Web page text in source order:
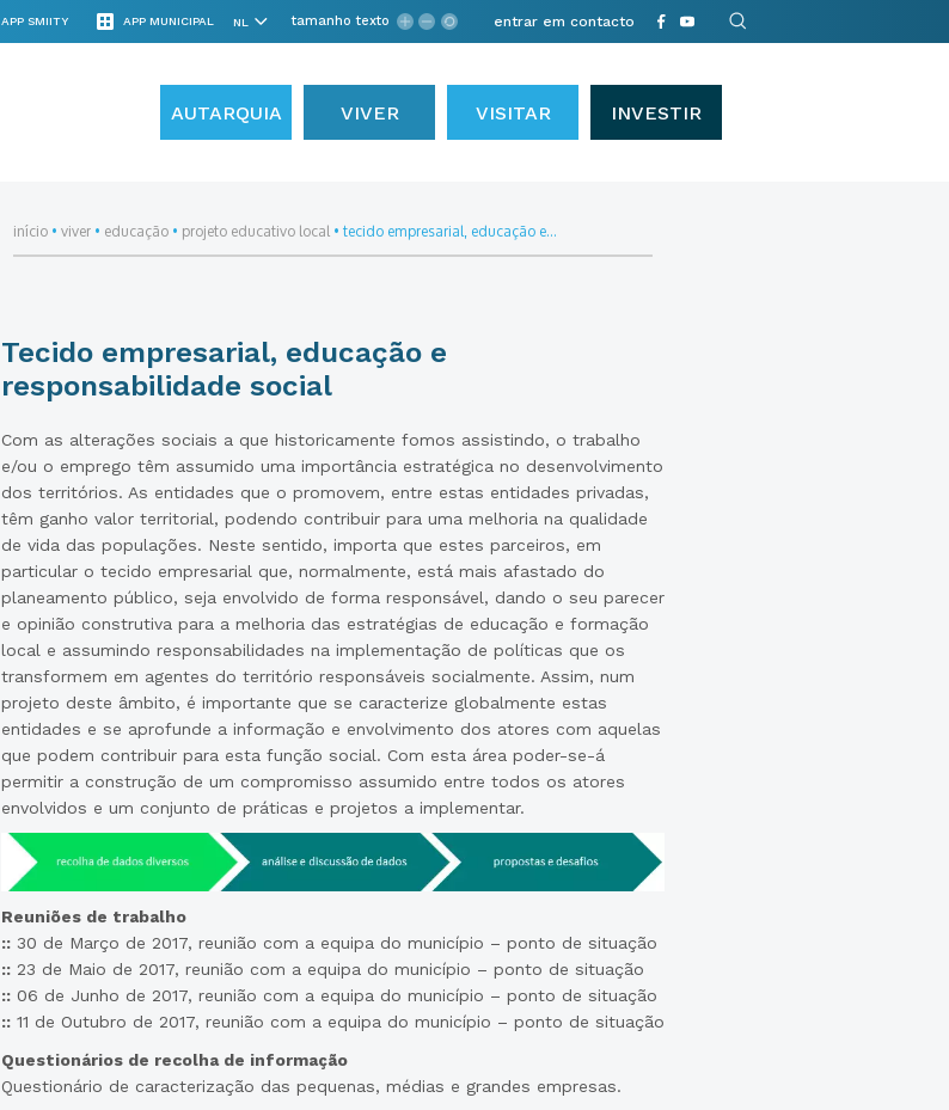
APP SMIITY APP MUNICIPAL tamanho texto entrar em contacto
AUTARQUIA VIVER VISITAR INVESTIR
início•viver• educação• projeto educativo local•tecido empresarial, educação e...
Tecido empresarial, educação e
responsabilidade social
Com as alterações sociais a que historicamente fomos assistindo, o trabalho
e/ou o emprego têm assumido uma importância estratégica no desenvolvimento
dos territórios. As entidades que o promovem, entre estas entidades privadas,
têm ganho valor territorial, podendo contribuir para uma melhoria na qualidade
de vida das populações. Neste sentido, importa que estes parceiros, em
particular o tecido empresarial que, normalmente, está mais afastado do
planeamento público, seja envolvido de forma responsável, dando o seu parecer
e opinião construtiva para a melhoria das estratégias de educação e formação
local e assumindo responsabilidades na implementação de políticas que os
transformem em agentes do território responsáveis socialmente. Assim, num
projeto deste âmbito, é importante que se caracterize globalmente estas
entidades e se aprofunde a informação e envolvimento dos atores com aquelas
que podem contribuir para esta função social. Com esta área poder-se-á
permitir a construção de um compromisso assumido entre todos os atores
envolvidos e um conjunto de práticas e projetos a implementar.
Reuniões de trabalho
::30 de Março de 2017, reunião com a equipa do município – ponto de situação
::23 de Maio de 2017, reunião com a equipa do município – ponto de situação
::06 de Junho de 2017, reunião com a equipa do município – ponto de situação
::11 de Outubro de 2017, reunião com a equipa do município – ponto de situação
Questionários de recolha de informação
Questionário de caracterização das pequenas, médias e grandes empresas.